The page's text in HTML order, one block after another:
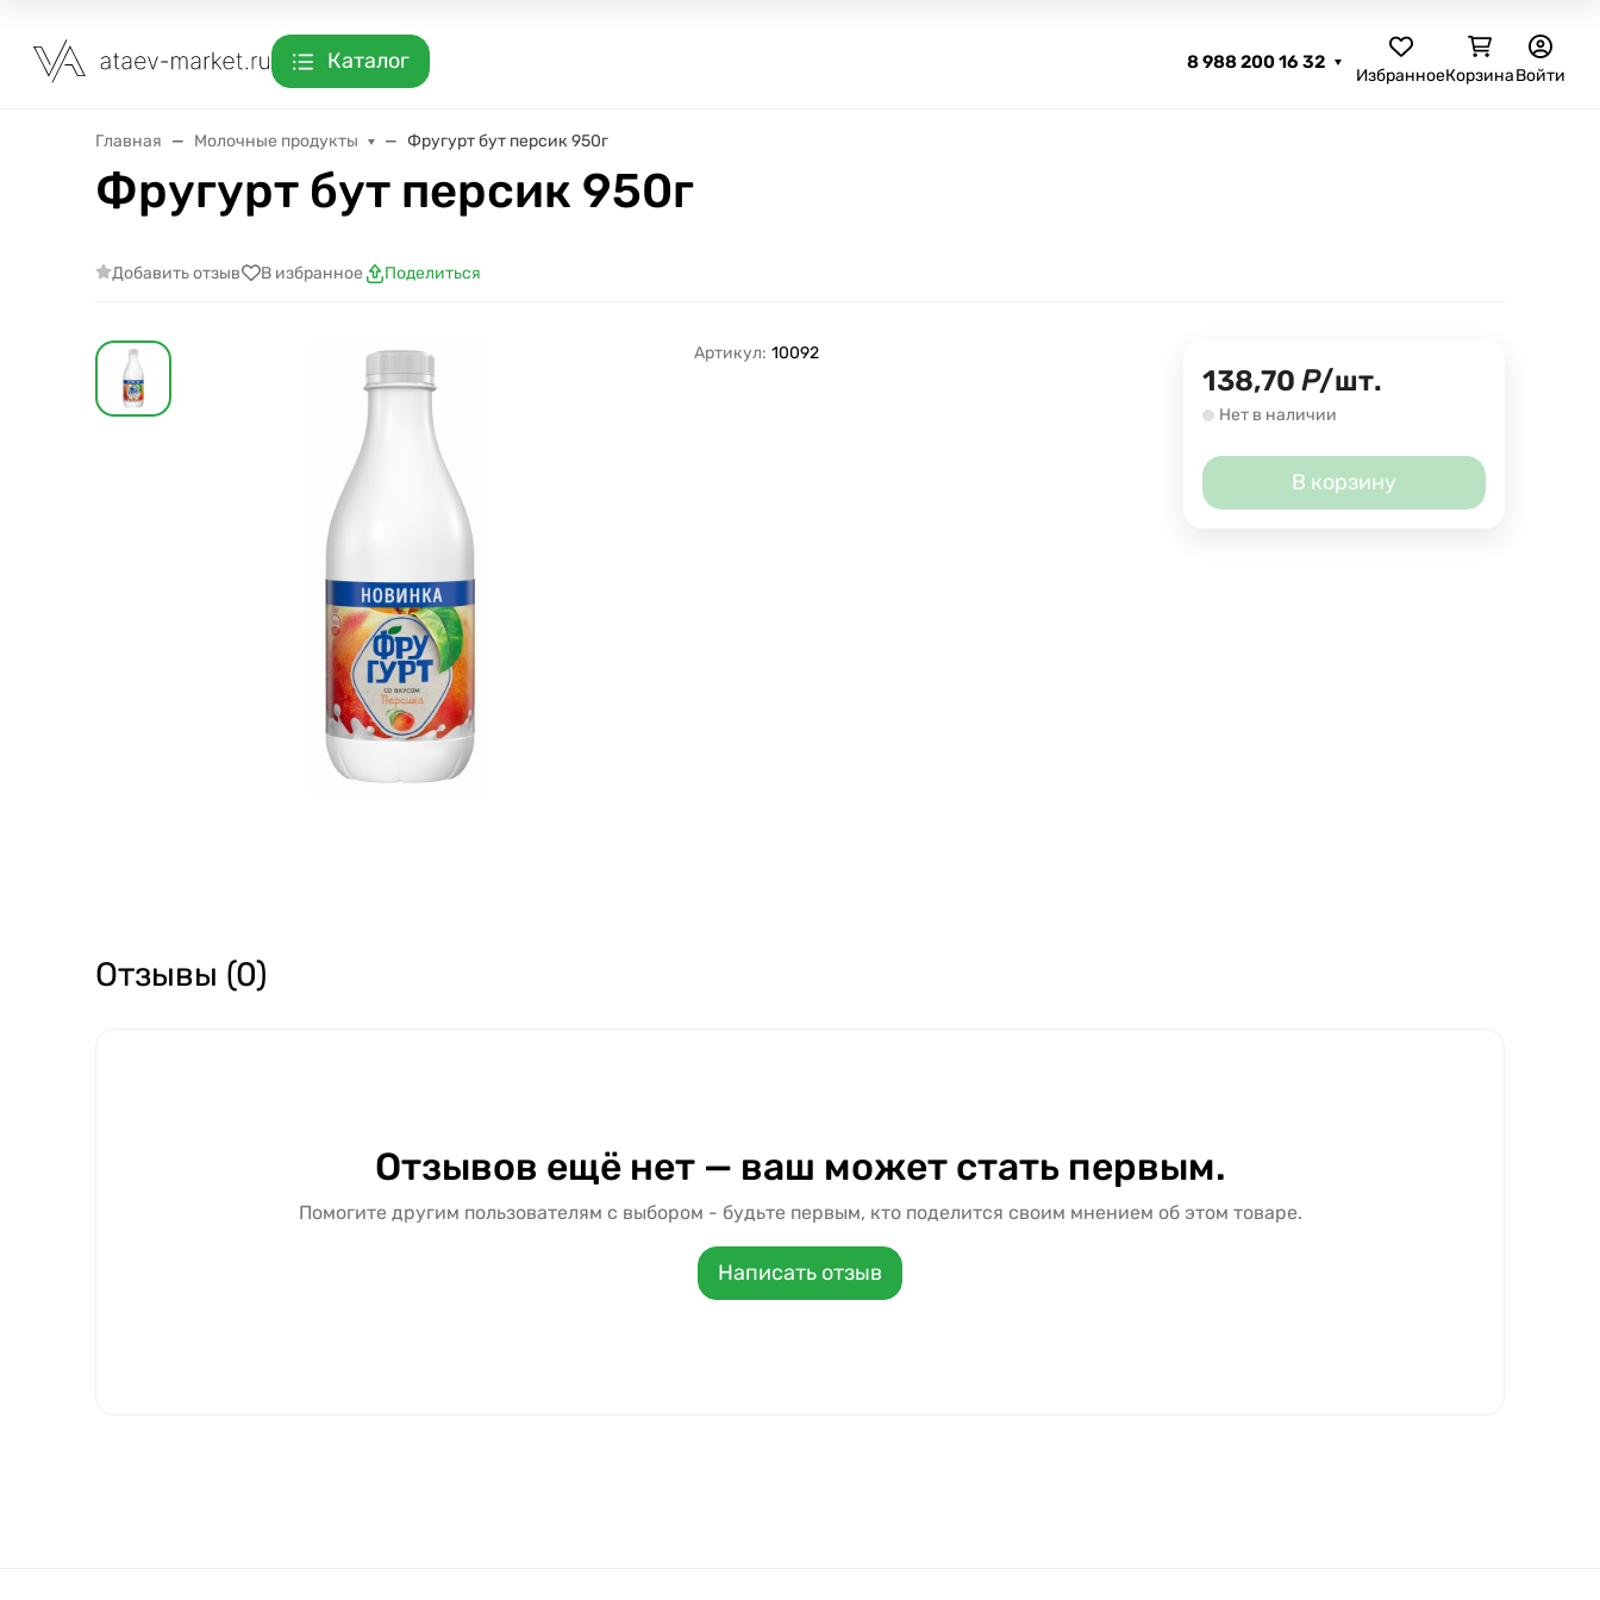
Каталог 8 988 200 16 32
ИзбранноеКорзинаВойти
Главная Молочные продукты Фругурт бут персик 950г
Фругурт бут персик 950г
Добавить отзыв В избранное Поделиться
Артикул: 10092
138,70 Р/шт.
Нет в наличии
В корзину
Отзывы (0)
Отзывов ещё нет — ваш может стать первым.
Помогите другим пользователям с выбором - будьте первым, кто поделится своим мнением об этом товаре.
Написать отзыв